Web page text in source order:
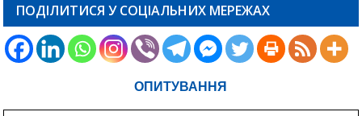
ПОДІЛИТИСЯ У СОЦІАЛЬНИХ МЕРЕЖАХ
ОПИТУВАННЯ